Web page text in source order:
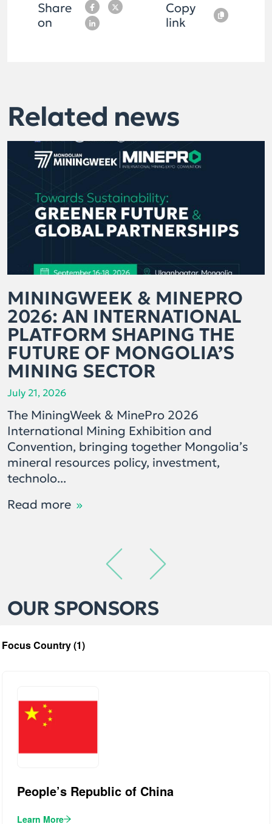
Share
on
Copy
link
Related news
MININGWEEK & MINEPRO
2026: AN INTERNATIONAL
PLATFORM SHAPING THE
FUTURE OF MONGOLIA’S
MINING SECTOR
July 21, 2026
The MiningWeek & MinePro 2026
International Mining Exhibition and
Convention, bringing together Mongolia’s
mineral resources policy, investment,
technolo...
Read more
OUR SPONSORS